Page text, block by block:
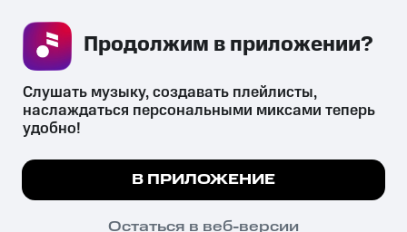
СКАЧАТЬ ПРИЛОЖЕНИЕ
психотропных веществ, их аналогов причиняет вред здоровью,
их незаконный оборот запрещён и влечёт установленную
законодательством ответственность.
© 2026 ООО «КИОН».
Мы используем куки, чтобы на сайте все
Подробнее
ПОНЯТНО
Слушать музыку, создавать плейлисты,
наслаждаться персональными миксами теперь
удобно!
В ПРИЛОЖЕНИЕ
Остаться в веб-версии